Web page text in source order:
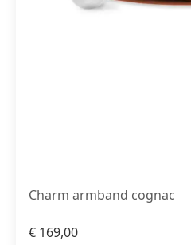
Charm armband cognac
€ 169,00